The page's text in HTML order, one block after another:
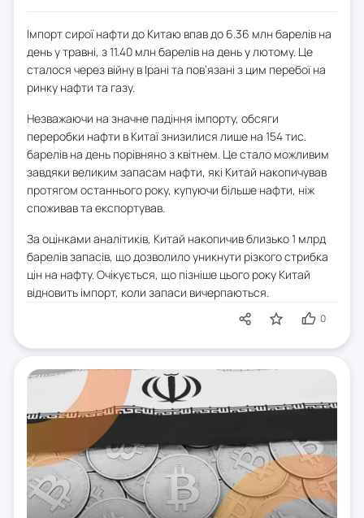
Імпорт сирої нафти до Китаю впав до 6.36 млн барелів на
день у травні, з 11.40 млн барелів на день у лютому. Це
сталося через війну в Ірані та пов’язані з цим перебої на
ринку нафти та газу.
Незважаючи на значне падіння імпорту, обсяги
переробки нафти в Китаї знизилися лише на 154 тис.
барелів на день порівняно з квітнем. Це стало можливим
завдяки великим запасам нафти, які Китай накопичував
протягом останнього року, купуючи більше нафти, ніж
споживав та експортував.
За оцінками аналітиків, Китай накопичив близько 1 млрд
барелів запасів, що дозволило уникнути різкого стрибка
цін на нафту. Очікується, що пізніше цього року Китай
відновить імпорт, коли запаси вичерпаються.
0